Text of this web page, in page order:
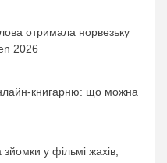
отримала норвезьку
2026
книгарню: що можна
у фільмі жахів,